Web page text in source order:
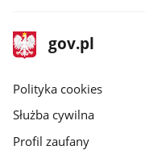
stopka
gov.pl
Strona
gov.pl
gov.pl
Polityka cookies
Służba cywilna
Profil zaufany